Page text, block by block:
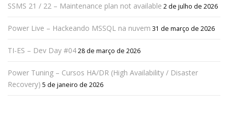
SSMS 21 / 22 – Maintenance plan not available 2 de julho de 2026
Power Live – Hackeando MSSQL na nuvem 31 de março de 2026
TI-ES – Dev Day #0428 de março de 2026
Power Tuning – Cursos HA/DR (High Availability / Disaster
Recovery) 5 de janeiro de 2026